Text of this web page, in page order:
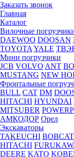
Заказать звонок
Главная
Каталог
Вилочные
DAEWOO DOOSAN
TOYOTA YALE
Мини погрузчики
JCB VOLVO ANT
MUSTANG NEW
Фронтальные
BULL CAT DM
HITACHI HYUNDAI
MITSUBER
АМКОДОР Орел
Экскаваторы
TAKEUCHI BOBCAT
HITACHI
DEERE KATO